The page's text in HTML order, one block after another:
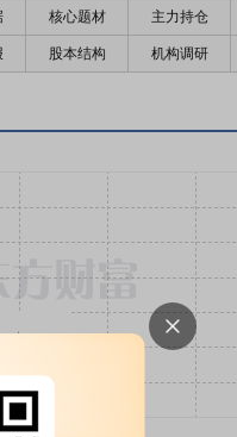
核心题材 主力持仓
股本结构 机构调研